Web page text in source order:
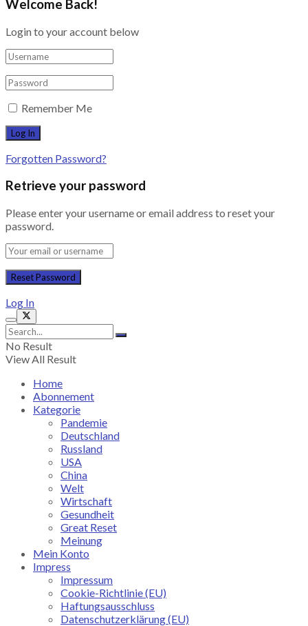
Welcome Back!
Login to your account below
Remember Me
Forgotten Password?
Retrieve your password
Please enter your username or email address to reset your
password.
Log In
No Result
View All Result
Home
Abonnement
Kategorie
Pandemie
Deutschland
Russland
USA
China
Welt
Wirtschaft
Gesundheit
Great Reset
Meinung
Mein Konto
Impress
Impressum
Cookie-Richtlinie (EU)
Haftungsausschluss
Datenschutzerklärung (EU)